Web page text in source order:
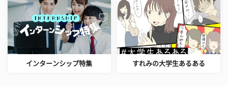
インターンシップ特集 すれみの大学生あるある